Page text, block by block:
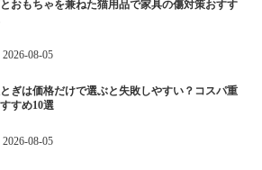
おもちゃを兼ねた猫用品で家具の傷対策おすす
2026-08-05
ぎは価格だけで選ぶと失敗しやすい？コスパ重
すめ10選
2026-08-05